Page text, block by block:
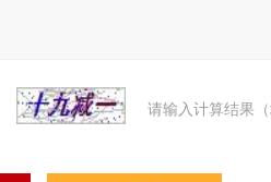
请输入计算结果